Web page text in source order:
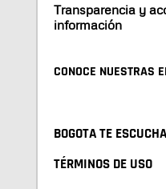
Transparencia y
información
CONOCE NUESTRAS
BOGOTA TE ESCUCHA
TÉRMINOS DE USO